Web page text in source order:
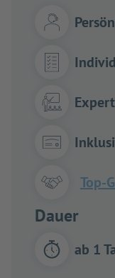
Top-
Dauer
ab 1